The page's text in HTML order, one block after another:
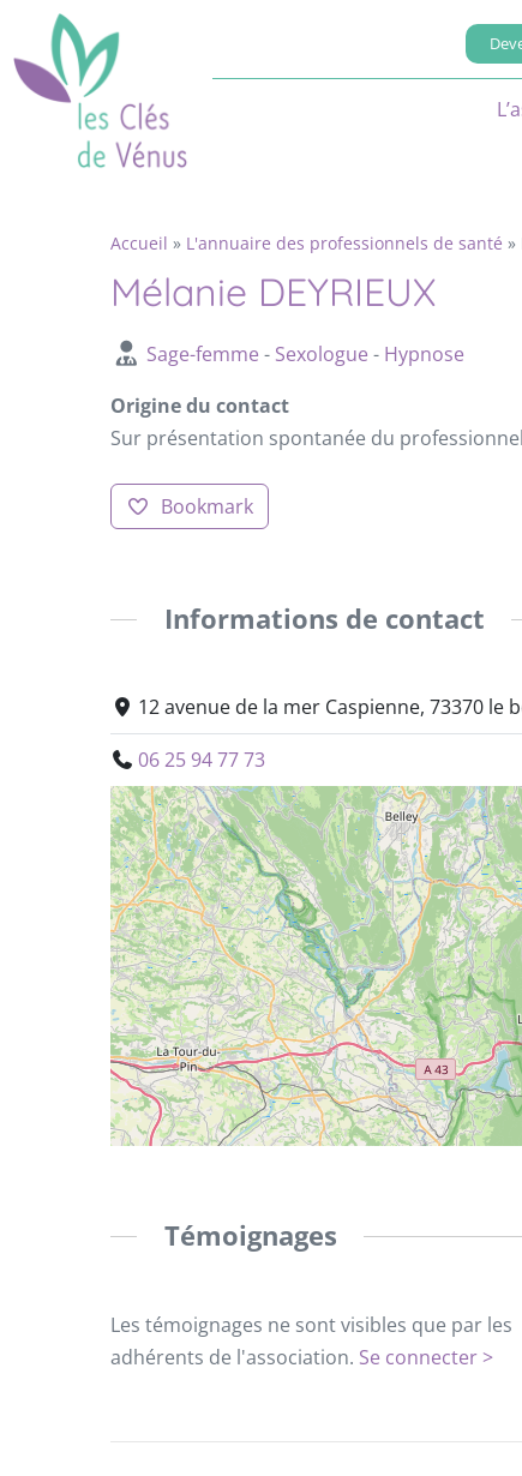
Accueil » L'annuaire des professionnels de santé »
Mélanie DEYRIEUX
Sage-femme - Sexologue - Hypnose
Origine du contact
Sur présentation spontanée du professionnel
Bookmark
Informations de contact
12 avenue de la mer Caspienne, 73370 le
06 25 94 77 73
Témoignages
Les témoignages ne sont visibles que par les
adhérents de l'association. Se connecter >